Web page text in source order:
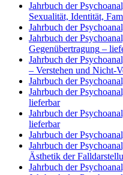
Jahrbuch der
Sexualität, Identität,
Jahrbuch der
Jahrbuch der
Gegenübertragung –
Jahrbuch der
– Verstehen und Nicht-
Jahrbuch der
Jahrbuch der
lieferbar
Jahrbuch der
lieferbar
Jahrbuch der
Jahrbuch der
Ästhetik der
Jahrbuch der